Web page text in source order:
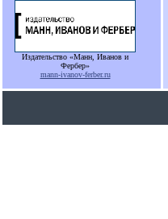
Издательство «Манн, Иванов и
Фербер»
mann-ivanov-ferber.ru